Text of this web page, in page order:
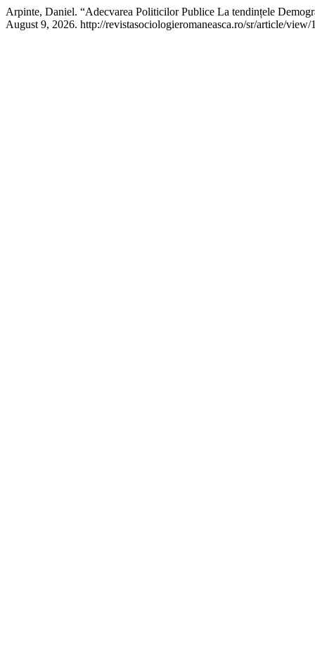
Arpinte, Daniel. “Adecvarea Politicilor Publice La tendințele
August 9, 2026. http://revistasociologieromaneasca.ro/sr/article/view/